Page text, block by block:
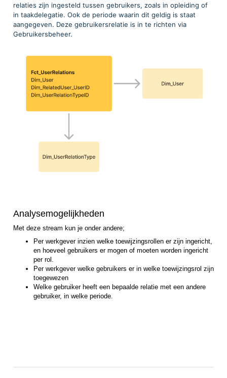
relaties zijn ingesteld tussen gebruikers, zoals in opleiding of
in taakdelegatie. Ook de periode waarin dit geldig is staat
aangegeven. Deze gebruikersrelatie is in te richten via
Gebruikersbeheer.
Analysemogelijkheden
Met deze stream kun je onder andere;
Per werkgever inzien welke toewijzingsrollen er zijn ingericht,
en hoeveel gebruikers er mogen of moeten worden ingericht
per rol.
Per werkgever welke gebruikers er in welke toewijzingsrol zijn
toegewezen
Welke gebruiker heeft een bepaalde relatie met een andere
gebruiker, in welke periode.